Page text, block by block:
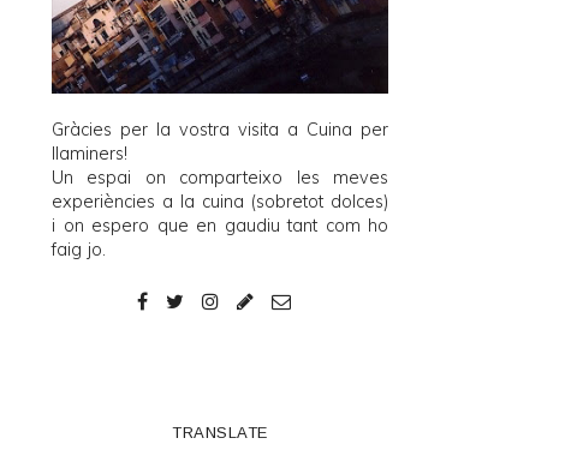
Gràcies per la vostra visita a Cuina per
llaminers!
Un espai on comparteixo les meves
experiències a la cuina (sobretot dolces)
i on espero que en gaudiu tant com ho
faig jo.
TRANSLATE